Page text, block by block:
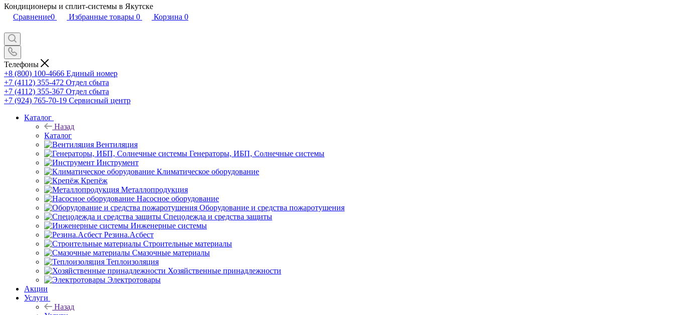
Кондиционеры и сплит-системы в Якутске
Сравнение0 Избранные товары 0 Корзина 0
Телефоны
+8 (800) 100-4666 Единый номер
+7 (4112) 355-472 Отдел сбыта
+7 (4112) 355-367 Отдел сбыта
+7 (924) 765-70-19 Сервисный центр
Каталог
Назад
Каталог
Вентиляция
Генераторы, ИБП, Солнечные системы
Инструмент
Климатическое оборудование
Крепёж
Металлопродукция
Насосное оборудование
Оборудование и средства пожаротушения
Спецодежда и средства защиты
Инженерные системы
Резина.Асбест
Строительные материалы
Смазочные материалы
Теплоизоляция
Хозяйственные принадлежности
Электротовары
Акции
Услуги
Назад